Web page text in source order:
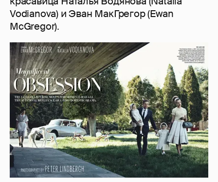
Vodianova) и Эван МакГрегор (Ewan
McGregor).